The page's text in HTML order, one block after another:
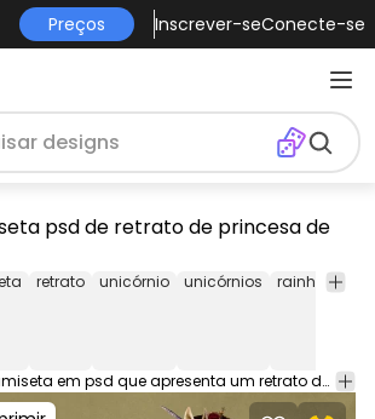
Preços Inscrever-seConecte-se
psd de retrato de princesa de
retrato unicórnio unicórnios rainha real
Design legal de camiseta em psd que apresenta um retrato de princesa unicórnio em estilo de pintura. Faça o download deste design de camiseta em PSD e venda produtos em plataformas de impressão sob demanda. Vem com o gráfico PNG transparente e PSD.